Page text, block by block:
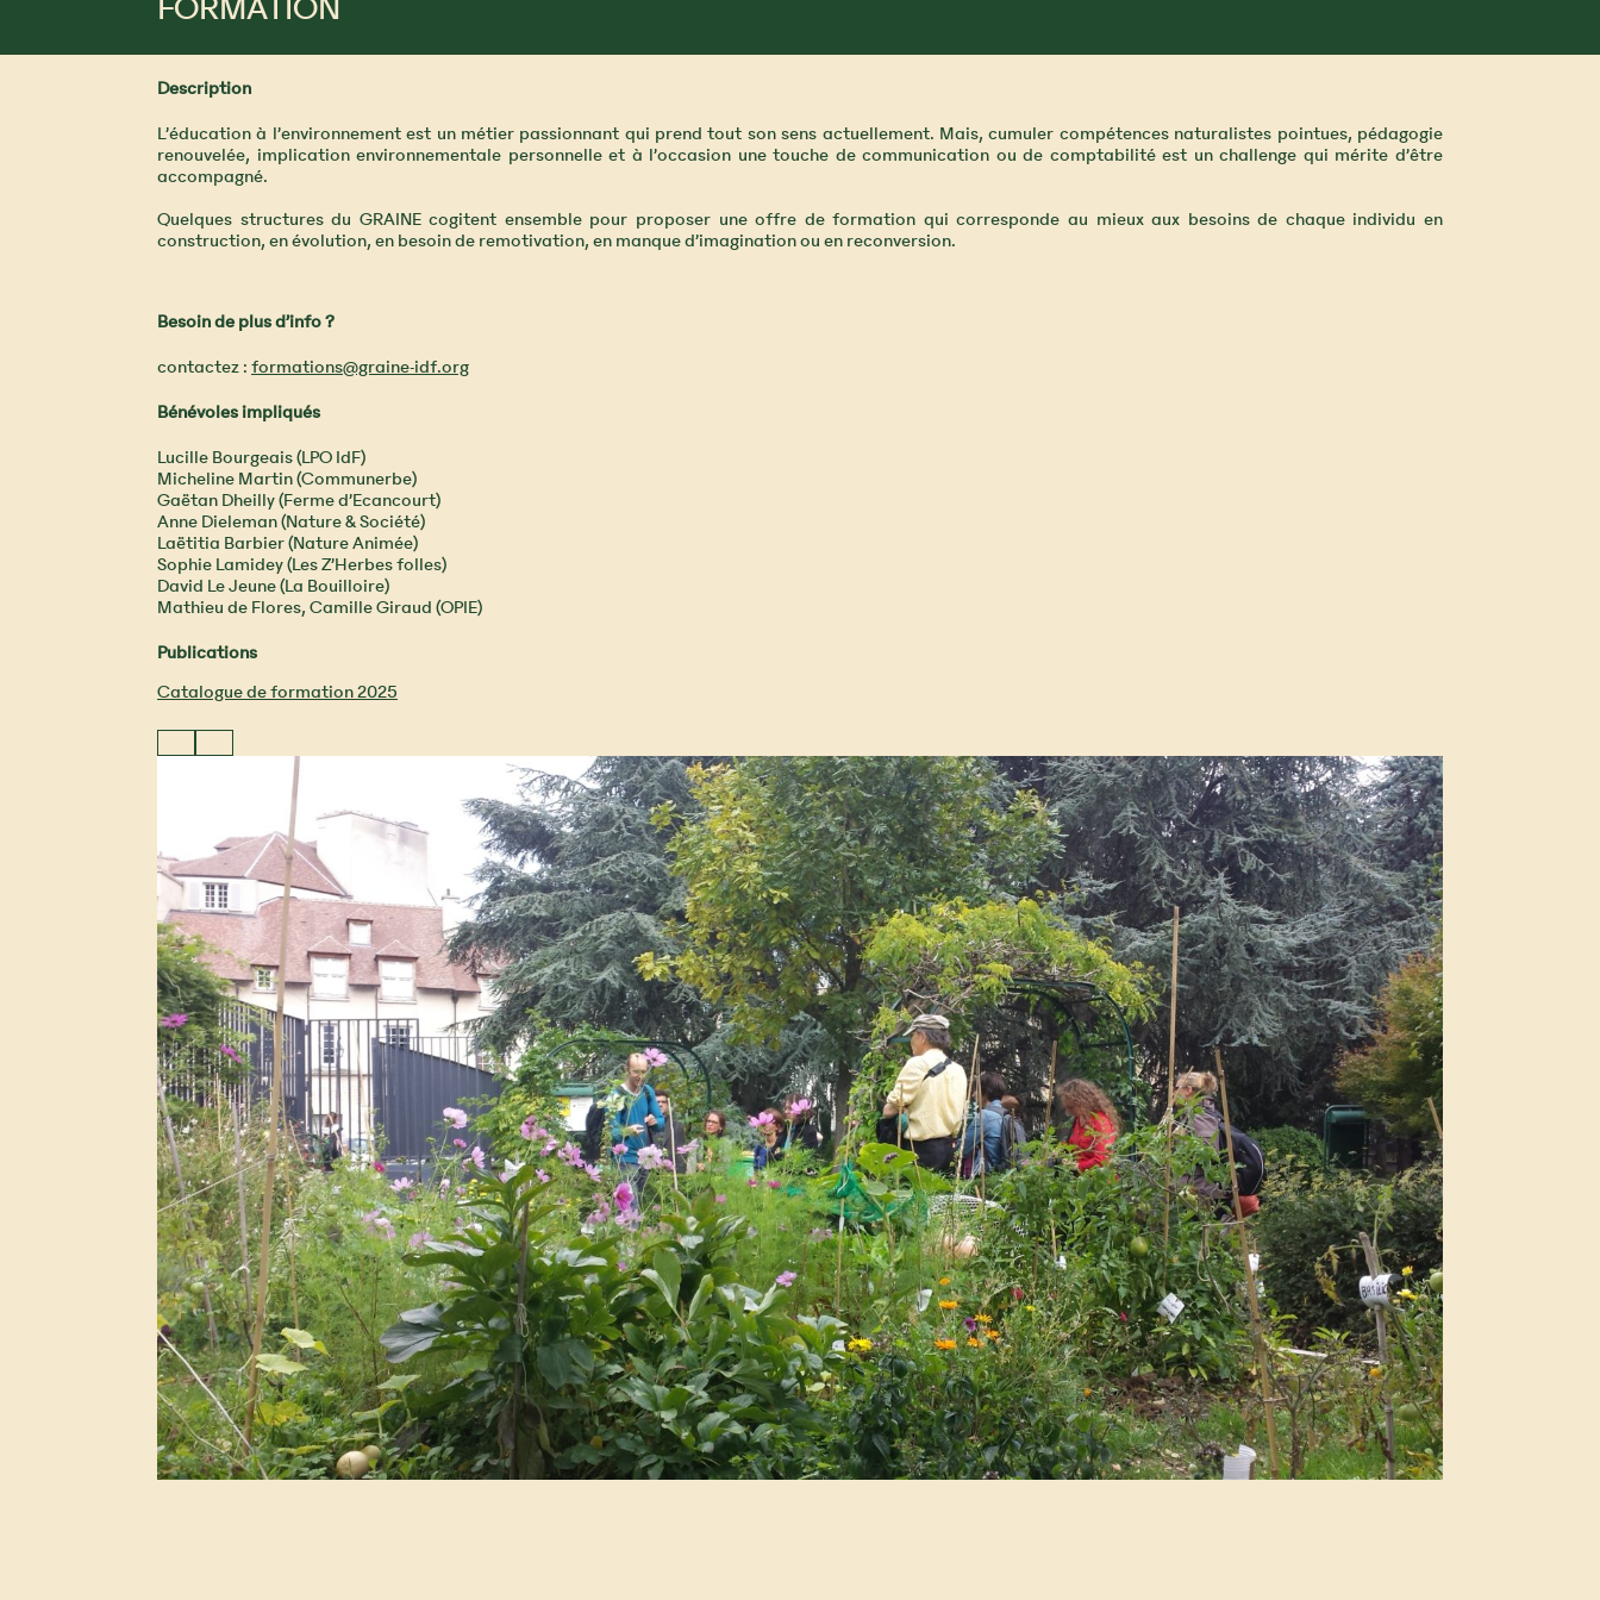
FORMATION
Description
L’éducation à l’environnement est un métier passionnant qui prend tout son sens actuellement. Mais, cumuler compétences naturalistes pointues, pédagogie
renouvelée, implication environnementale personnelle et à l’occasion une touche de communication ou de comptabilité est un challenge qui mérite d’être
accompagné.
Quelques structures du GRAINE cogitent ensemble pour proposer une offre de formation qui corresponde au mieux aux besoins de chaque individu en
construction, en évolution, en besoin de remotivation, en manque d’imagination ou en reconversion.
Besoin de plus d’info ?
contactez :formations@graine-idf.org
Bénévoles impliqués
Lucille Bourgeais (LPO IdF)
Micheline Martin (Communerbe)
Gaëtan Dheilly (Ferme d’Ecancourt)
Anne Dieleman (Nature & Société)
Laëtitia Barbier (Nature Animée)
Sophie Lamidey (Les Z’Herbes folles)
David Le Jeune (La Bouilloire)
Mathieu de Flores, Camille Giraud (OPIE)
Publications
Catalogue de formation 2025